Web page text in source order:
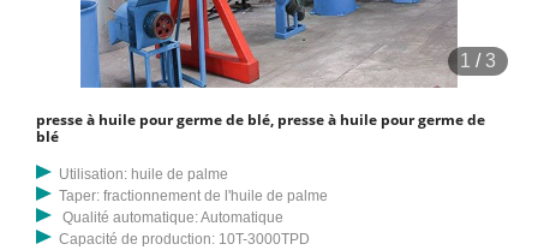
1 /3
presse à huile pour germe de blé, presse à huile pour germe de
blé
Utilisation: huile de palme
Taper: fractionnement de l'huile de palme
Qualité automatique: Automatique
Capacité de production: 10T-3000TPD